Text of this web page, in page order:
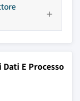
E Processo